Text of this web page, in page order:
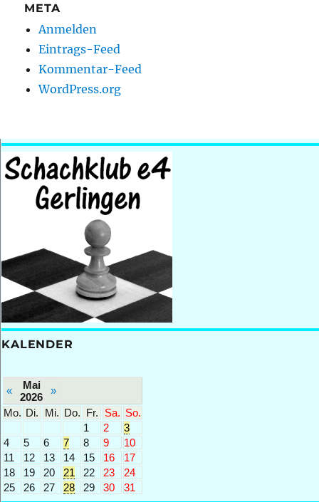
META
Anmelden
Eintrags-Feed
Kommentar-Feed
WordPress.org
KALENDER
«
Mai
2026
»
Mo. Di. Mi. Do. Fr. Sa. So.
1
2
3
4
5 6 7 8 9
10
11
12 13 14 15 16
17
18
19 20 21 22 23
24
25
26 27 28 29 30 31